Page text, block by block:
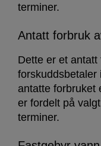
terminer.
Antatt forbruk
Dette er et
antatte forbruket
er fordelt på
terminer.